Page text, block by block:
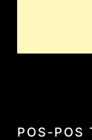
POS-POS